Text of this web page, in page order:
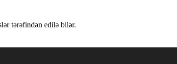
tərəfindən edilə bilər.